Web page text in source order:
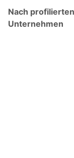
Nach profilierten
Unternehmen